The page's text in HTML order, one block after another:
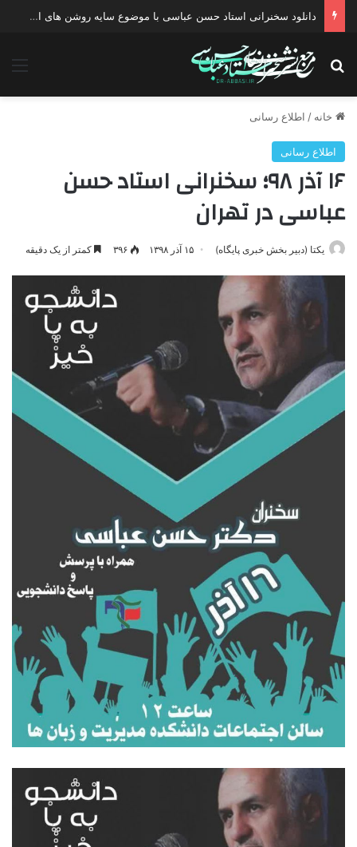
دانلود سخنرانی استاد حسن عباسی با موضوع چهار انتخاب ۱۴۰۰
جستجو برای
خانه / اطلاع رسانی
اطلاع رسانی
۱۶ آذر ۹۸؛ سخنرانی استاد حسن
عباسی در تهران
یکتا (دبیر بخش خبری پایگاه) ۱۵ آذر ۱۳۹۸ ۳۹۶ کمتر از یک دقیقه